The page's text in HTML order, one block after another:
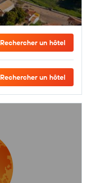
Rechercher un hôtel
Rechercher un hôtel